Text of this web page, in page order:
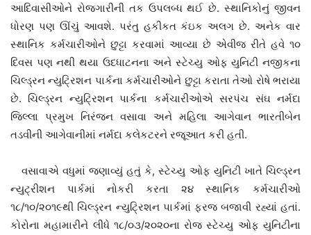
આદિવાસીઓને રોજગારીની તક ઉપલબ્ધ થઈ છે. સ્થાનિકોનું જીવન
ધોરણ પણ ઊંચું આવશે. પરંતુ હકીકત કંઇક અલગ છે. અનેક વાર
સ્થાનિક કર્મચારીઓને છુટ્ટા કરવામાં આવ્યા છે એવીજ રીતે હવે ૧૦
દિવસ પણ નથી થયા ઉદધાટનના અને સ્ટેચ્યુ ઓફ યુનિટી નજીકના
ચિલ્ડ્રન ન્યુટ્રિશન પાર્કના કર્મચારીઓને છુટ્ટા કરાતા તેઓ રોષે ભરાયા
છે. ચિલ્ડ્રન ન્યુટ્રિશન પાર્કના કર્મચારીઓએ સરપંચ સંઘ નર્મદા
જિલ્લા પ્રમુખ નિરંજન વસાવા અને મહિલા આગેવાન ભારતીબેન
તડવીની આગેવાનીમાં નર્મદા કલેકટરને રજૂઆત કરી હતી.
વસાવાએ વધુમાં જણાવ્યું હતું કે, સ્ટેચ્યુ ઓફ યુનિટી ખાતે ચિલ્ડ્રન
ન્યુટ્રીશન પાર્કમાં નોકરી કરતા ૨૪ સ્થાનિક કર્મચારીઓ
૧૮/૧૦/૨૦૧૯થી ચિલ્ડ્રન ન્યુટ્રિશન પાર્કમાં ફરજ બજાવી રહ્યાં હતાં.
કોરોના મહામારીને લીધે ૧૮/૦૩/૨૦૨૦ના રોજ સ્ટેચ્યુ ઓફ યુનિટીના